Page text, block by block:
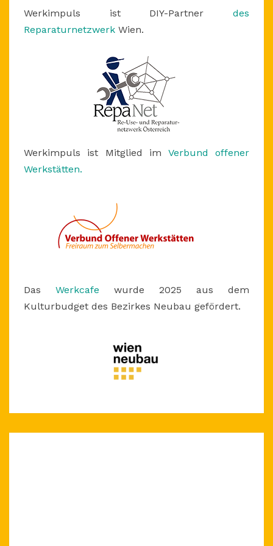
Werkimpuls ist DIY-Partner des
Reparaturnetzwerk Wien.
Werkimpuls ist Mitglied im Verbund offener
Werkstätten.
Das Werkcafe wurde 2025 aus dem
Kulturbudget des Bezirkes Neubau gefördert.